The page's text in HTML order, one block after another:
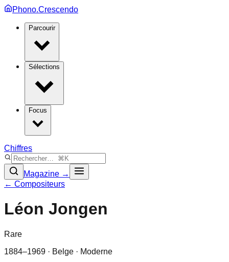
Phono.Crescendo
Parcourir
Sélections
Focus
Chiffres
Magazine →
← Compositeurs
Léon Jongen
Rare
1884–1969 · Belge · Moderne